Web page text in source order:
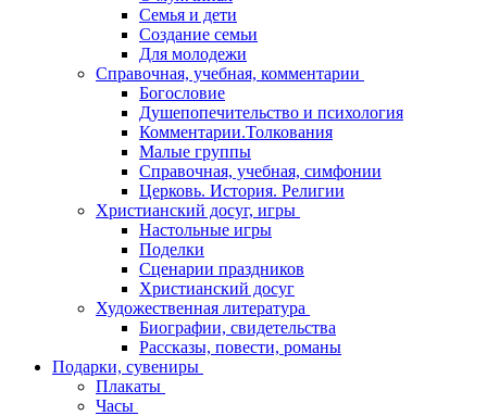
Семья и дети
Создание семьи
Для молодежи
Справочная, учебная, комментарии
Богословие
Душепопечительство и психология
Комментарии.Толкования
Малые группы
Справочная, учебная, симфонии
Церковь. История. Религии
Христианский досуг, игры
Настольные игры
Поделки
Сценарии праздников
Христианский досуг
Художественная литература
Биографии, свидетельства
Рассказы, повести, романы
Подарки, сувениры
Плакаты
Часы